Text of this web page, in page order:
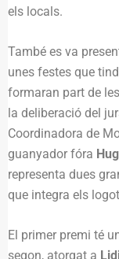
els locals.
També es va
unes festes que
formaran part de
la deliberació del
Coordinadora de
guanyador fóra
representa dues
que integra els
El primer premi té
segon, atorgat a